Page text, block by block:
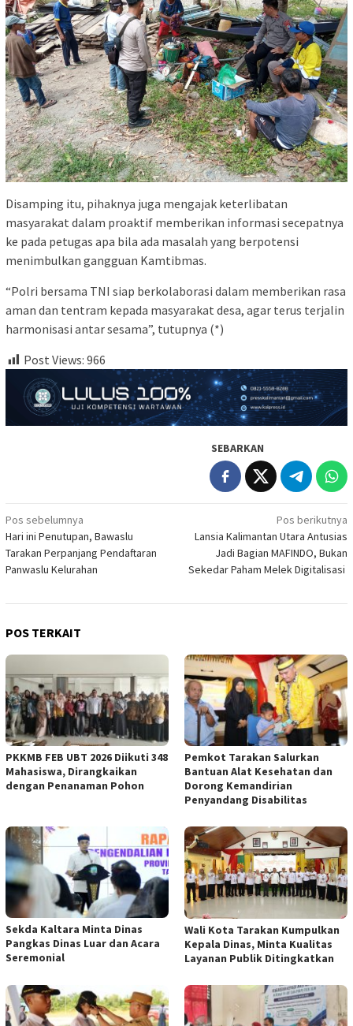
Disamping itu, pihaknya juga mengajak keterlibatan
masyarakat dalam proaktif memberikan informasi secepatnya
ke pada petugas apa bila ada masalah yang berpotensi
menimbulkan gangguan Kamtibmas.
“Polri bersama TNI siap berkolaborasi dalam memberikan rasa
aman dan tentram kepada masyarakat desa, agar terus terjalin
harmonisasi antar sesama”, tutupnya (*)
Post Views: 966
SEBARKAN
Navigasi
pos
Pos sebelumnya
Hari ini Penutupan, Bawaslu
Tarakan Perpanjang Pendaftaran
Panwaslu Kelurahan
Pos berikutnya
Lansia Kalimantan Utara Antusias
Jadi Bagian MAFINDO, Bukan
Sekedar Paham Melek Digitalisasi
POS TERKAIT
PKKMB FEB UBT 2026 Diikuti 348
Mahasiswa, Dirangkaikan
dengan Penanaman Pohon
Pemkot Tarakan Salurkan
Bantuan Alat Kesehatan dan
Dorong Kemandirian
Penyandang Disabilitas
Sekda Kaltara Minta Dinas
Pangkas Dinas Luar dan Acara
Seremonial
Wali Kota Tarakan Kumpulkan
Kepala Dinas, Minta Kualitas
Layanan Publik Ditingkatkan